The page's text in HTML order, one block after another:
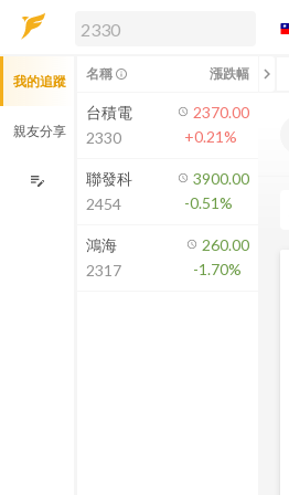
解鎖即時行情及進階功能
方案」，即可解鎖以下功能：
即時行情
即時市況與排行
成交金額熱力圖
前往方案訂閱
如何綁定合作券商
我的追蹤
親友分享
edit_note
名稱 info_outline 漲跌幅 chevron_left
台積電
2330
2370.00
+0.21%
聯發科
2454
3900.00
-0.51%
鴻海
2317
260.00
-1.70%